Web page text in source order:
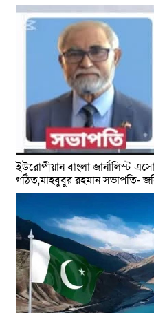
ইউরোপীয়ান বাংলা জার্নালিস্ট
গঠিত,মাহবুবুর রহমান সভাপতি-